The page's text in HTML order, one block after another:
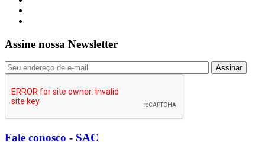
Assine nossa Newsletter
Fale conosco - SAC